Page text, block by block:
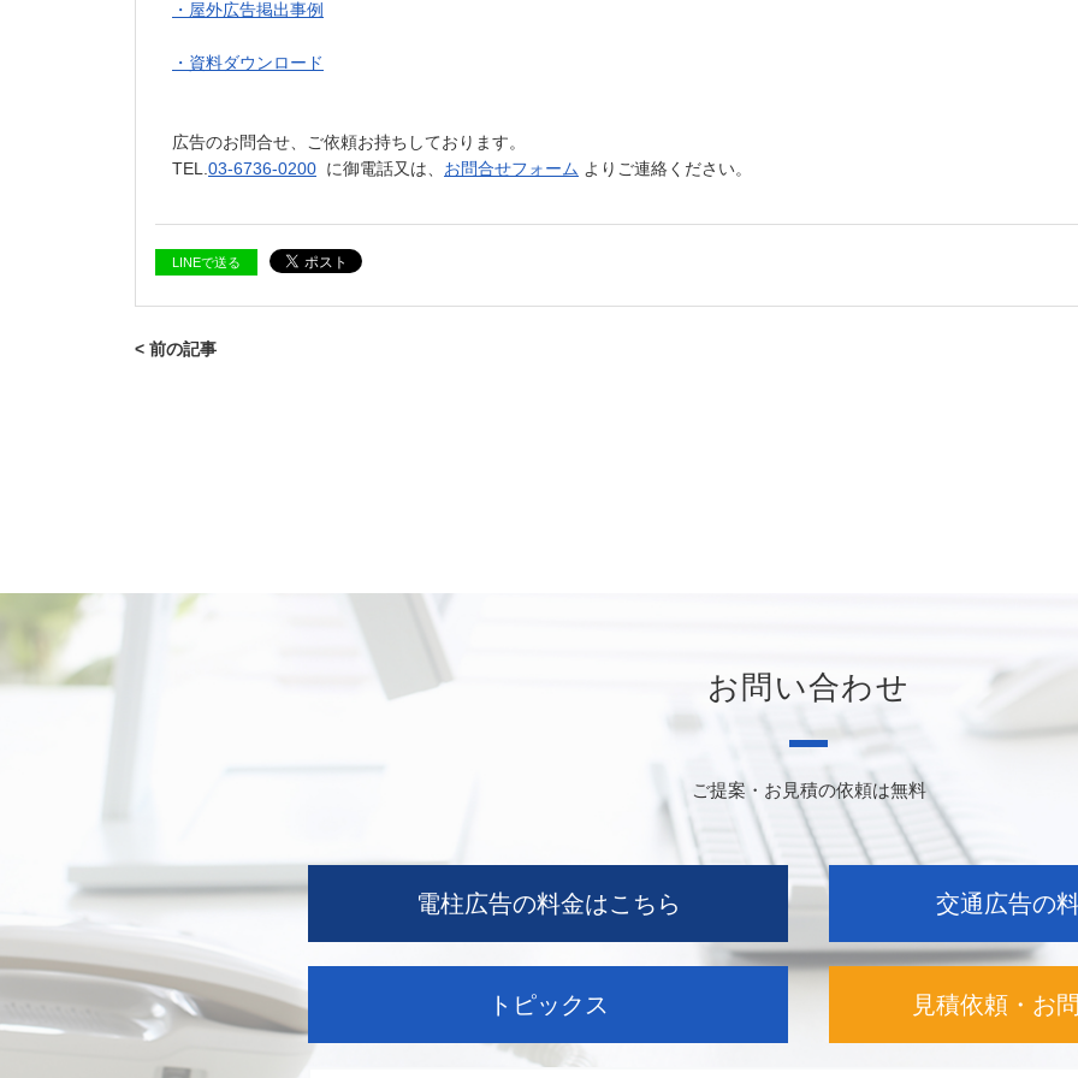
・屋外広告掲出事例
・資料ダウンロード
広告のお問合せ、ご依頼お持ちしております。
TEL.03-6736-0200 に御電話又は、 お問合せフォーム よりご連絡ください。
LINEで送る
< 前の記事
お問い合わせ
ご提案・お見積の依頼は無料
電柱広告の料金はこちら 交通広告の
トピックス 見積依頼・お